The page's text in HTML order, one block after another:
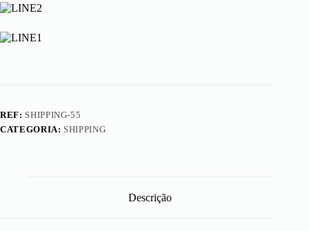
REF: SHIPPING-55
CATEGORIA: SHIPPING
Descrição